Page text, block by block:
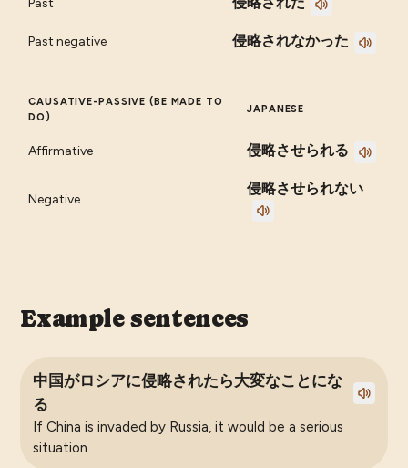
Past
Past negative 侵略されなかった
CAUSATIVE-PASSIVE (BE MADE TO
DO)
JAPANESE
Affirmative 侵略させられる
Negative
侵略させられない
Example sentences
中国がロシアに侵略されたら大変なことにな
る
If China is invaded by Russia, it would be a serious
situation